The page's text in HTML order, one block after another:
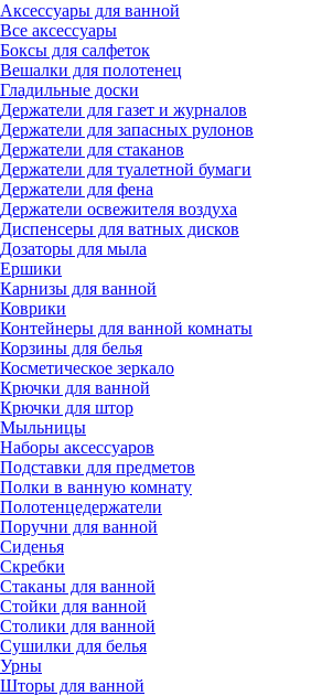
Аксессуары для ванной
Все аксессуары
Боксы для салфеток
Вешалки для полотенец
Гладильные доски
Держатели для газет и журналов
Держатели для запасных рулонов
Держатели для стаканов
Держатели для туалетной бумаги
Держатели для фена
Держатели освежителя воздуха
Диспенсеры для ватных дисков
Дозаторы для мыла
Ершики
Карнизы для ванной
Коврики
Контейнеры для ванной комнаты
Корзины для белья
Косметическое зеркало
Крючки для ванной
Крючки для штор
Мыльницы
Наборы аксессуаров
Подставки для предметов
Полки в ванную комнату
Полотенцедержатели
Поручни для ванной
Сиденья
Скребки
Стаканы для ванной
Стойки для ванной
Столики для ванной
Сушилки для белья
Урны
Шторы для ванной